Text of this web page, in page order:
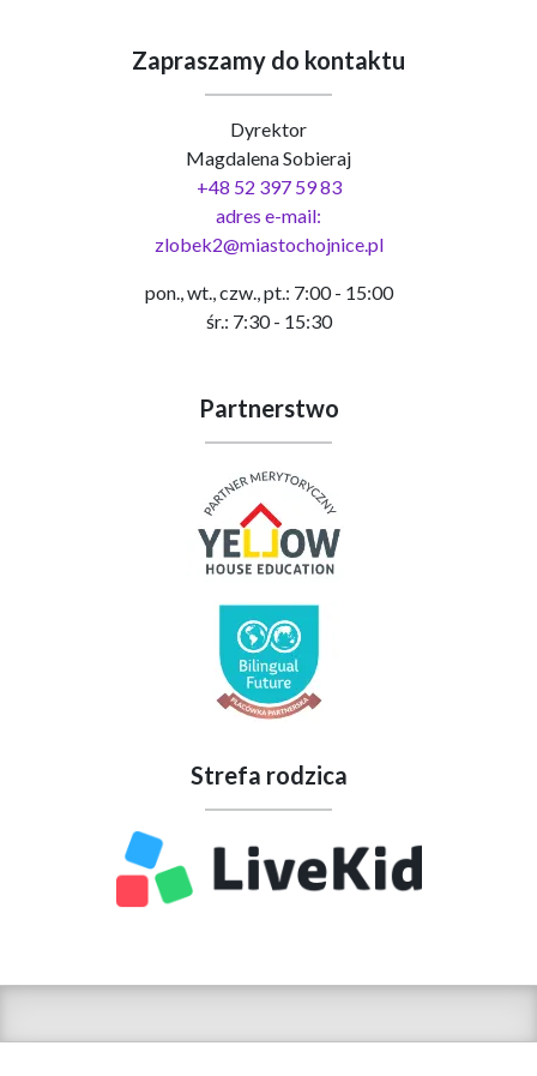
Zapraszamy do kontaktu
Dyrektor
Magdalena Sobieraj
+48 52 397 59 83
adres e-mail:
zlobek2@miastochojnice.pl
pon., wt., czw., pt.: 7:00 - 15:00
śr.: 7:30 - 15:30
Partnerstwo
Strefa rodzica